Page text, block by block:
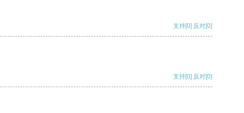
支持[0] 反对[0]
支持[0] 反对[0]